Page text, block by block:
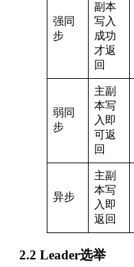
强同
步
副本
写入
成功
才返
回
弱同
步
主副
本写
入即
可返
回
异步
主副
本写
入即
返回
2.2 Leader选举